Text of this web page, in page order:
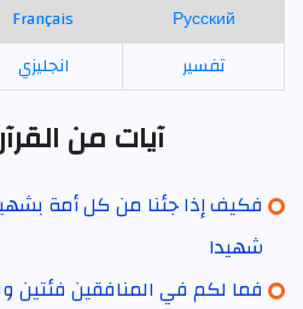
Русский
Français
تفسير
انجليزي
آيات من
فكيف إذا جئنا من كل أمة
شهيدا
فما لكم في المنافقين فئتين